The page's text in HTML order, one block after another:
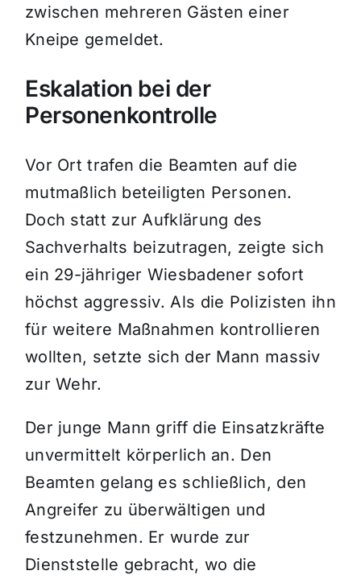
zwischen mehreren Gästen einer
Kneipe gemeldet.
Eskalation bei der
Personenkontrolle
Vor Ort trafen die Beamten auf die
mutmaßlich beteiligten Personen.
Doch statt zur Aufklärung des
Sachverhalts beizutragen, zeigte sich
ein 29-jähriger Wiesbadener sofort
höchst aggressiv. Als die Polizisten ihn
für weitere Maßnahmen kontrollieren
wollten, setzte sich der Mann massiv
zur Wehr.
Der junge Mann griff die Einsatzkräfte
unvermittelt körperlich an. Den
Beamten gelang es schließlich, den
Angreifer zu überwältigen und
festzunehmen. Er wurde zur
Dienststelle gebracht, wo die